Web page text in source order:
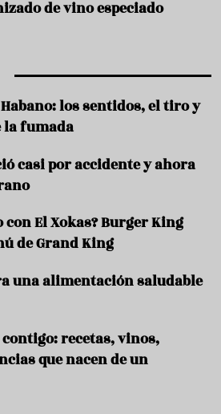
de vino especiado
los sentidos, el tiro y
la fumada
casi por accidente y ahora
con El Xokas? Burger King
de Grand King
una alimentación saludable
contigo: recetas, vinos,
que nacen de un